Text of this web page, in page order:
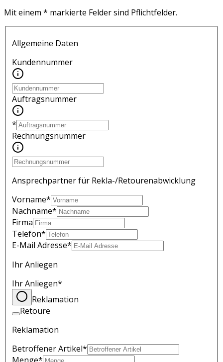
Mit einem * markierte Felder sind Pflichtfelder.
Allgemeine Daten
Kundennummer
Auftragsnummer
*
Rechnungsnummer
Ansprechpartner für Rekla-/Retourenabwicklung
Vorname*
Nachname*
Firma
Telefon*
E-Mail Adresse*
Ihr Anliegen
Ihr Anliegen*
Reklamation
Retoure
Reklamation
Betroffener Artikel*